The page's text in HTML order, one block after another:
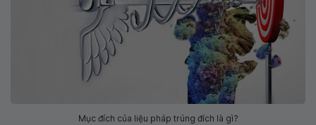
Mục đích của liệu pháp trúng đích là gì?